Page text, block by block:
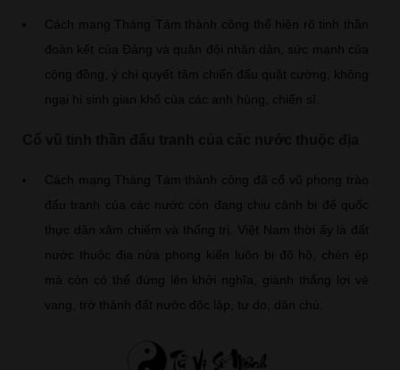
Cách mạng Tháng Tám thành công thể hiện rõ tinh thần
đoàn kết của Đảng và quân đội nhân dân, sức mạnh của
cộng đồng, ý chí quyết tâm chiến đấu quật cường, không
ngại hi sinh gian khổ của các anh hùng, chiến sĩ.
Cách mạng Tháng Tám thành công đã cổ vũ phong trào
đấu tranh của các nước còn đang chịu cảnh bị đế quốc
thực dân xâm chiếm và thống trị. Việt Nam thời ấy là đất
nước thuộc địa nửa phong kiến luôn bị đô hộ, chèn ép
mà còn có thể đứng lên khởi nghĩa, giành thắng lợi vẻ
vang, trở thành đất nước độc lập, tự do, dân chủ.